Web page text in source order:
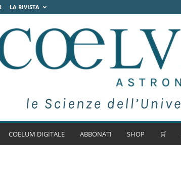
LA RIVISTA
COELUM DIGITALE ABBONATI SHOP 🛒